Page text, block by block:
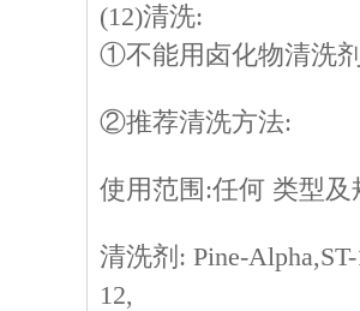
(12)清洗:
①不能用卤化物清洗
②推荐清洗方法:
使用范围:任何 类型及
清洗剂: Pine-
12,